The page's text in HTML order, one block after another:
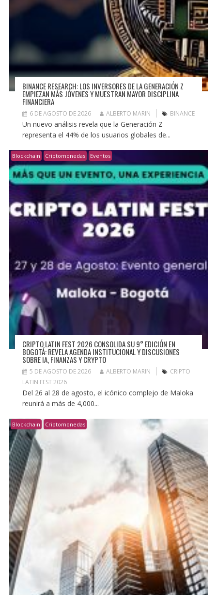
BINANCE RESEARCH: LOS INVERSORES DE LA GENERACIÓN Z
EMPIEZAN MÁS JÓVENES Y MUESTRAN MAYOR DISCIPLINA
FINANCIERA
6 DE AGOSTO DE 2026 ALBERTO MARIN BINANCE
Un nuevo análisis revela que la Generación Z
representa el 44% de los usuarios globales de...
Blockchain Criptomonedas Eventos
CRIPTO LATIN FEST 2026 CONSOLIDA SU 9° EDICIÓN EN
BOGOTÁ: REVELA AGENDA INSTITUCIONAL Y DISCUSIONES
SOBRE IA, FINANZAS Y CRYPTO
5 DE AGOSTO DE 2026 ALBERTO MARIN
CRIPTO
LATIN FEST 2026
Del 26 al 28 de agosto, el icónico complejo de Maloka
reunirá a más de 4,000...
Blockchain Criptomonedas